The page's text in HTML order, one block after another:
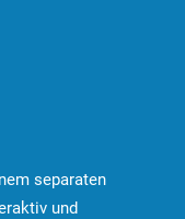
separaten
und